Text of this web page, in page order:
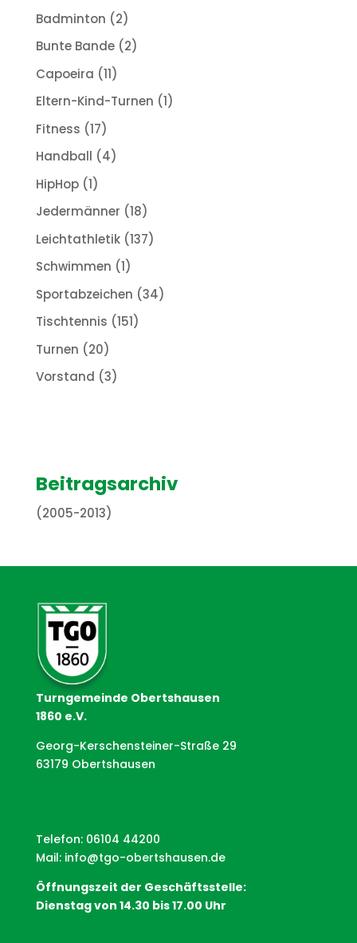
Badminton (2)
Bunte Bande(2)
Capoeira (11)
Eltern-Kind-Turnen (1)
Fitness (17)
Handball (4)
HipHop(1)
Jedermänner (18)
Leichtathletik(137)
Schwimmen (1)
Sportabzeichen (34)
Tischtennis (151)
Turnen (20)
Vorstand (3)
Beitragsarchiv
(2005-2013)
Turngemeinde Obertshausen
1860 e.V.
Georg-Kerschensteiner-Straße 29
63179 Obertshausen
Telefon: 06104 44200
Mail: info@tgo-obertshausen.de
Öffnungszeit der Geschäftsstelle:
Dienstag von 14.30 bis 17.00 Uhr